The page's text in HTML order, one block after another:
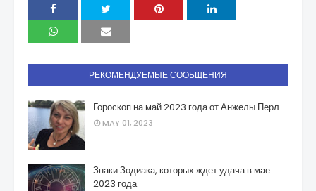
РЕКОМЕНДУЕМЫЕ СООБЩЕНИЯ
Гороскоп на май 2023 года от Анжелы Перл
MAY 01, 2023
Знаки Зодиака, которых ждет удача в мае
2023 года